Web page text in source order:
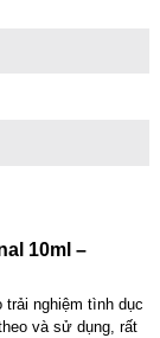
10ml –
trải nghiệm tình dục
và sử dụng, rất